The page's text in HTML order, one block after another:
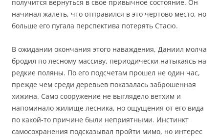
получится вернуться в свое привычное состояние. Он
начинал жалеть, что отправился в это чертово место, но
больше его пугала перспектива потерять Стасю.
В ожидании окончания этого наваждения, Даниил молча
бродил по лесному массиву, периодически натыкаясь на
редкие поляны. По его подсчетам прошел не один час,
прежде чем среди деревьев показалась заброшенная
хижина. Само сооружение не выглядело ветхим и
напоминало жилище лесника, но ощущения от его вида
по какой-то причине были неприятными. Инстинкт
самосохранения подсказывал пройти мимо, но интерес